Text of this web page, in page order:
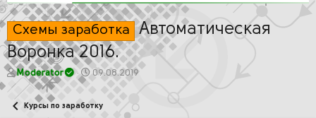
Схемы заработка Автоматическая
Воронка 2016.
А
т
о
Moderator
Д
а
09.08.2019
Курсы по заработку